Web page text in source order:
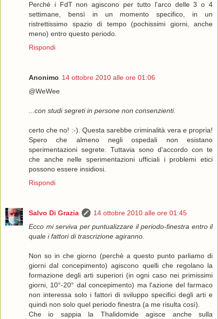
Perchè i FdT non agiscono per tutto l'arco delle 3 o 4
settimane, bensì in un momento specifico, in un
ristrettissimo spazio di tempo (pochissimi giorni, anche
meno) entro questo periodo.
Rispondi
Anonimo 14 ottobre 2010 alle ore 01:06
@WeWee
...con studi segreti in persone non consenzienti.
certo che no! :-). Questa sarebbe criminalità vera e propria!
Spero che almeno negli ospedali non esistano
sperimentazioni segrete. Tuttavia sono d'accordo con te
che anche nelle sperimentazioni ufficiali i problemi etici
possono essere insidiosi.
Rispondi
Salvo Di Grazia
14 ottobre 2010 alle ore 01:45
Ecco mi serviva per puntualizzare il periodo-finestra entro il
quale i fattori di trascrizione agiranno.
Non so in che giorno (perchè a questo punto parliamo di
giorni dal concepimento) agiscono quelli che regolano la
formazione degli arti superiori (in ogni caso nei primissimi
giorni, 10°-20° dal concepimento) ma l'azione del farmaco
non interessa solo i fattori di sviluppo specifici degli arti e
quindi non solo quel periodo finestra (a me risulta così).
Che io sappia la Thalidomide agisce anche sulla